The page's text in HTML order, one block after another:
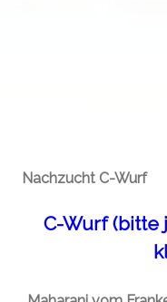
Nachzucht C-Wurf
C-Wurf (bitte